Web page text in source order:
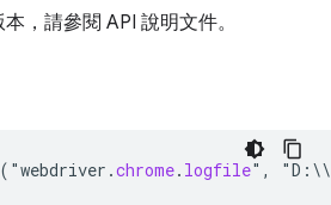
，請參閱 API 說明文件。
( "webdriver .chrome. logfile" , "D : \\